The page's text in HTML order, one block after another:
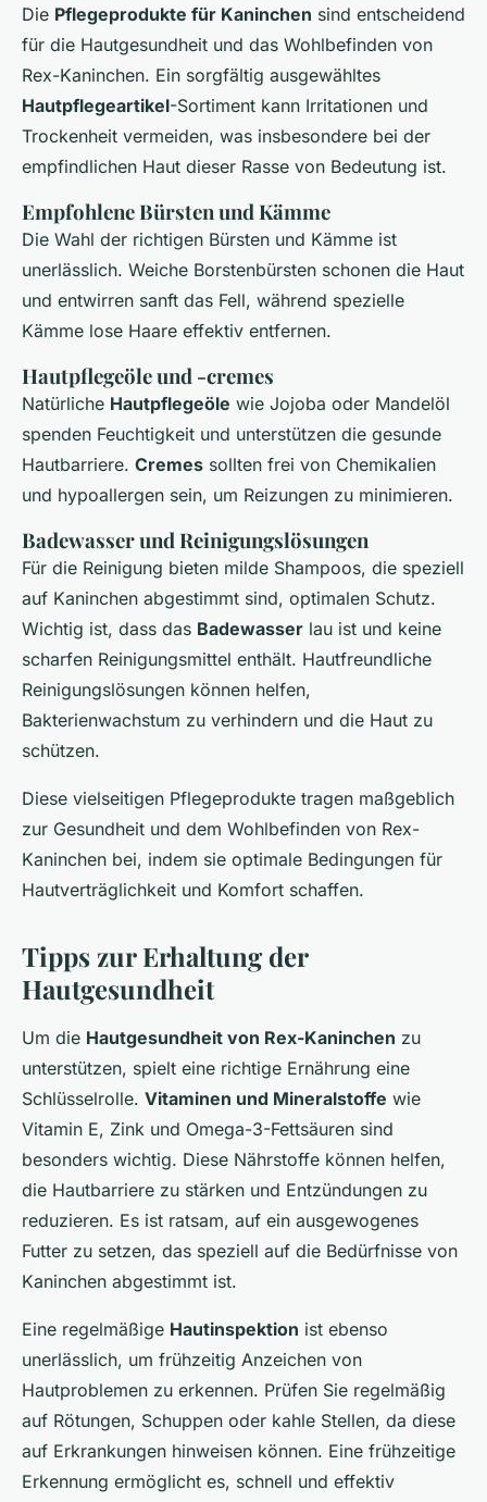
Die Pflegeprodukte für Kaninchen sind entscheidend
für die Hautgesundheit und das Wohlbefinden von
Rex-Kaninchen. Ein sorgfältig ausgewähltes
Hautpflegeartikel-Sortiment kann Irritationen und
Trockenheit vermeiden, was insbesondere bei der
empfindlichen Haut dieser Rasse von Bedeutung ist.
Empfohlene Bürsten und Kämme
Die Wahl der richtigen Bürsten und Kämme ist
unerlässlich. Weiche Borstenbürsten schonen die Haut
und entwirren sanft das Fell, während spezielle
Kämme lose Haare effektiv entfernen.
Hautpflegeöle und -cremes
Natürliche Hautpflegeöle wie Jojoba oder Mandelöl
spenden Feuchtigkeit und unterstützen die gesunde
Hautbarriere. Cremes sollten frei von Chemikalien
und hypoallergen sein, um Reizungen zu minimieren.
Badewasser und Reinigungslösungen
Für die Reinigung bieten milde Shampoos, die speziell
auf Kaninchen abgestimmt sind, optimalen Schutz.
Wichtig ist, dass das Badewasser lau ist und keine
scharfen Reinigungsmittel enthält. Hautfreundliche
Reinigungslösungen können helfen,
Bakterienwachstum zu verhindern und die Haut zu
schützen.
Diese vielseitigen Pflegeprodukte tragen maßgeblich
zur Gesundheit und dem Wohlbefinden von Rex-
Kaninchen bei, indem sie optimale Bedingungen für
Hautverträglichkeit und Komfort schaffen.
Tipps zur Erhaltung der
Hautgesundheit
Um die Hautgesundheit von Rex-Kaninchen zu
unterstützen, spielt eine richtige Ernährung eine
Schlüsselrolle. Vitaminen und Mineralstoffe wie
Vitamin E, Zink und Omega-3-Fettsäuren sind
besonders wichtig. Diese Nährstoffe können helfen,
die Hautbarriere zu stärken und Entzündungen zu
reduzieren. Es ist ratsam, auf ein ausgewogenes
Futter zu setzen, das speziell auf die Bedürfnisse von
Kaninchen abgestimmt ist.
Eine regelmäßige Hautinspektion ist ebenso
unerlässlich, um frühzeitig Anzeichen von
Hautproblemen zu erkennen. Prüfen Sie regelmäßig
auf Rötungen, Schuppen oder kahle Stellen, da diese
auf Erkrankungen hinweisen können. Eine frühzeitige
Erkennung ermöglicht es, schnell und effektiv